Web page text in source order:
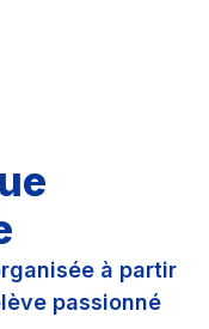
à partir
passionné